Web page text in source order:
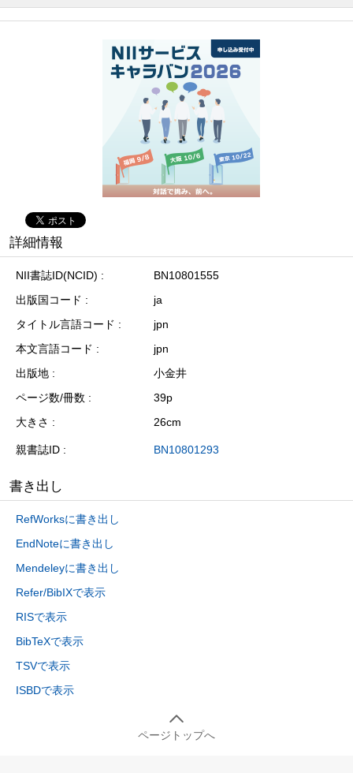
詳細情報
NII書誌ID(NCID)
BN10801555
出版国コード
ja
タイトル言語コード
jpn
本文言語コード
jpn
出版地
小金井
ページ数/冊数
39p
大きさ
26cm
親書誌ID BN10801293
書き出し
RefWorksに書き出し
EndNoteに書き出し
Mendeleyに書き出し
Refer/BibIXで表示
RISで表示
BibTeXで表示
TSVで表示
ISBDで表示
ページトップへ